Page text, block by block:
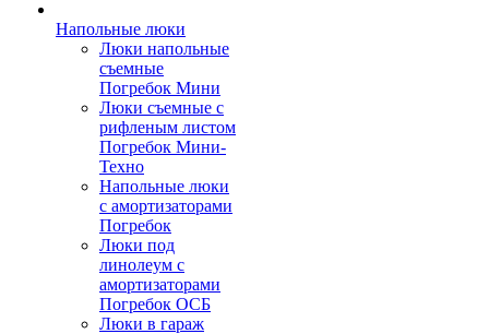
Напольные люки
Люки напольные
съемные
Погребок Мини
Люки съемные с
рифленым листом
Погребок Мини-
Техно
Напольные люки
с амортизаторами
Погребок
Люки под
линолеум с
амортизаторами
Погребок ОСБ
Люки в гараж